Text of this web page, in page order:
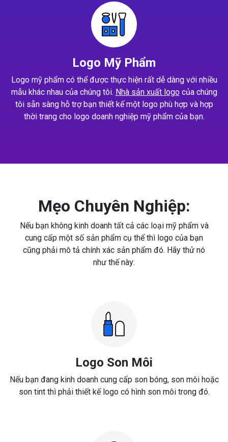
Logo Mỹ Phẩm
Logo mỹ phẩm có thể được thực hiện rất dễ dàng với nhiều
mẫu khác nhau của chúng tôi. Nhà sản xuất logocủa chúng
tôi sẵn sàng hỗ trợ bạn thiết kế một logo phù hợp và hợp
thời trang cho logo doanh nghiệp mỹ phẩm của bạn.
Mẹo Chuyên Nghiệp:
Nếu bạn không kinh doanh tất cả các loại mỹ phẩm và
cung cấp một số sản phẩm cụ thể thì logo của bạn
cũng phải mô tả chính xác sản phẩm đó. Hãy thử nó
như thế này:
Logo Son Môi
Nếu bạn đang kinh doanh cung cấp son bóng, son môi hoặc
son tint thì phải thiết kế logo có hình son môi trong đó.